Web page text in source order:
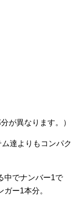
が異なります。）
達よりもコンパク
中でナンバー1で
ー1本分。